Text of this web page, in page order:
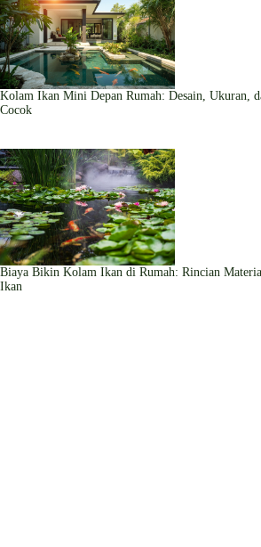
Kolam Ikan Mini Depan Rumah: Desain, Ukuran,
Cocok
Biaya Bikin Kolam Ikan di Rumah: Rincian
Ikan